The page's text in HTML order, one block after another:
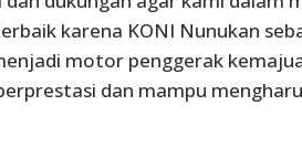
karena KONI Nunukan
motor penggerak
dan mampu